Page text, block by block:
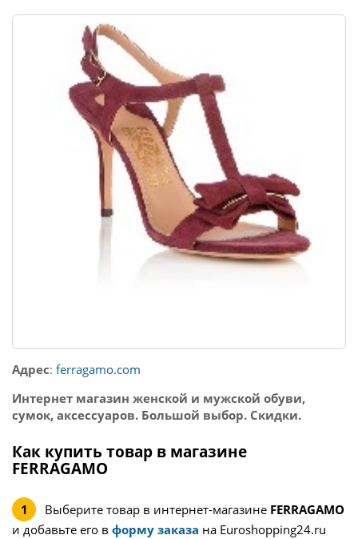
Адрес: ferragamo.com
Интернет магазин женской и мужской обуви,
сумок, аксессуаров. Большой выбор. Скидки.
Как купить товар в магазине
FERRAGAMO
Выберите товар в интернет-магазине FERRAGAMO
и добавьте его в форму заказа на Euroshopping24.ru